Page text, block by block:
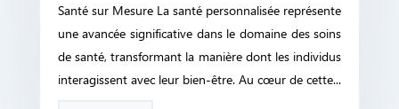
Santé sur Mesure La santé personnalisée représente
une avancée significative dans le domaine des soins
de santé, transformant la manière dont les individus
interagissent avec leur bien-être. Au cœur de cette...